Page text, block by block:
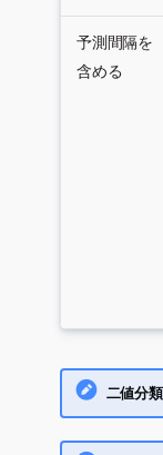
予測間隔を
含める
二値分